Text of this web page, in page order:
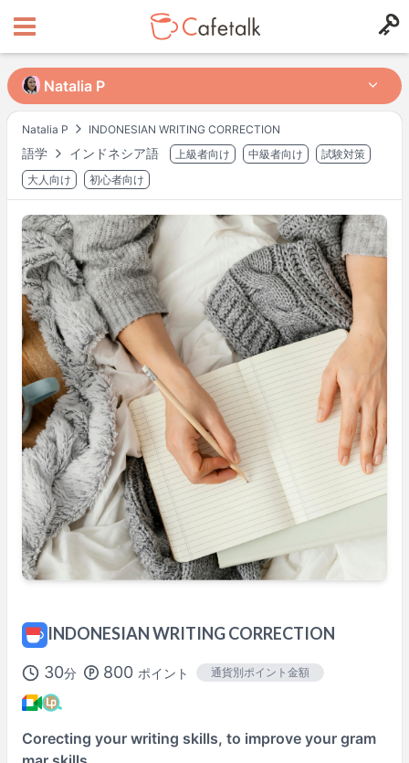
Natalia P INDONESIAN WRITING CORRECTION
語学 インドネシア語 上級者向け 中級者向け
試験対策
大人向け
初心者向け
INDONESIAN WRITING CORRECTION
30分 800 ポイント 通貨別ポイント金額
Corecting your writing skills, to improve your gram
Natalia P
Natalia P
出身国 居住国
203 94
レッスン可能時間帯
月
22:00
火
20:30
23:00
水
–
22:30
木
20:30 –
23:00
金
20:30 –
21:30
土
11:00
19:30
土
20:30 –
23:00
日
16:00 –
18:00
日
20:30 – 23:00
不定期に変更される場合もあります。
リクエスト時にご確認ください。
※Asia/Tokyo時間で表示。
講師プロフィール
100%レッスン満足保証
対象レッスンです